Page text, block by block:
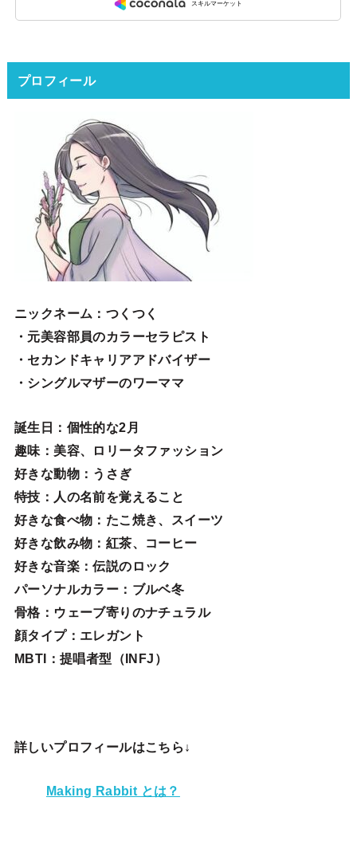
プロフィール
ニックネーム ：つくつく
・元美容部員のカラーセラピスト
・セカンドキャリアアドバイザー
・シングルマザーのワーママ
誕生日 ：個性的な2月
趣味 ：美容、ロリータファッション
好きな動物：うさぎ
特技 ：人の名前を覚えること
好きな食べ物 ：たこ焼き、スイーツ
好きな飲み物：紅茶、コーヒー
好きな音楽：伝説のロック
パーソナルカラー：ブルベ冬
骨格：ウェーブ寄りのナチュラル
顔タイプ：エレガン ト
MBTI：提唱者型（INFJ）
詳しいプロフィールはこちら↓
Making Rabbit とは？